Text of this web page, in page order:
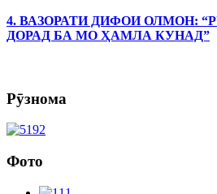
4. ВАЗОРАТИ ДИФОИ ОЛМОН:
ДОРАД БА МО ҲАМЛА КУНАД”
Рӯзнома
Фото